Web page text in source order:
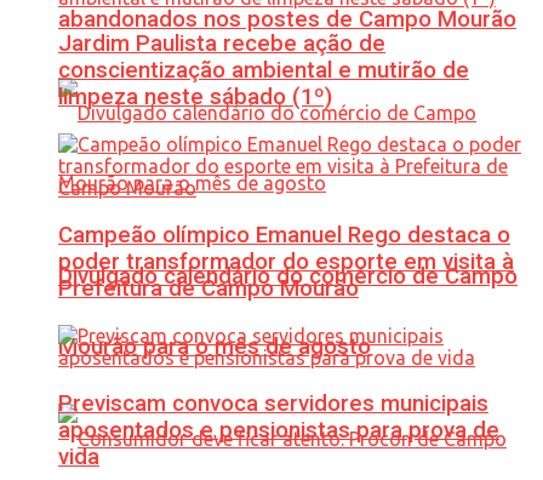
abandonados nos postes de Campo Mourão
Divulgado calendário do comércio de Campo
Mourão para o mês de agosto
Jardim Paulista recebe ação de
conscientização ambiental e mutirão de
limpeza neste sábado (1º)
Campeão olímpico Emanuel Rego destaca o
poder transformador do esporte em visita à
Prefeitura de Campo Mourão
Previscam convoca servidores municipais
aposentados e pensionistas para prova de
vida